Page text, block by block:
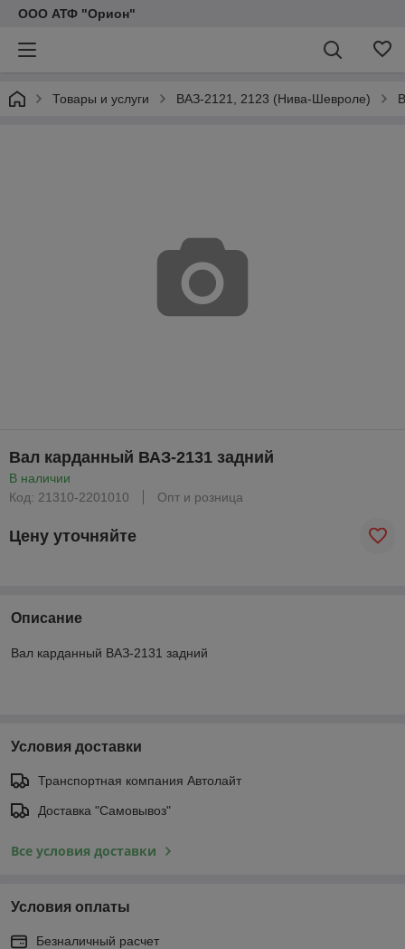
ООО АТФ "Орион"
Товары и услуги ВАЗ-2121, 2123 (Нива-Шевроле)
Вал карданный ВАЗ-2131 задний
В наличии
Код: 21310-2201010
Опт и розница
Цену уточняйте
Описание
Вал карданный ВАЗ-2131 задний
Условия доставки
Транспортная компания Автолайт
Доставка "Самовывоз"
Все условия доставки
Условия оплаты
Безналичный расчет